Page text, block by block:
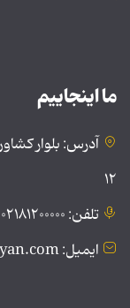
ما اینجاییم
آدرس: بلوار
۱۲
تلفن: ۰۲۱۸۱۲۰۰۰۰۰
ایمیل: public@tebyan.com